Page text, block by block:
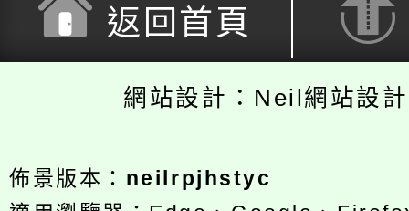
返回首頁
網站設計：Neil網站設
佈景版本： neilrpjhstyc